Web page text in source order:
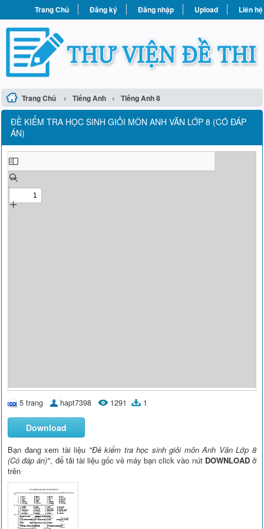
Trang Chủ Đăng ký Đăng nhập Upload Liên hệ
Trang Chủ › Tiếng Anh › Tiếng Anh 8
ĐỀ KIỂM TRA HỌC SINH GIỎI MÔN ANH VĂN LỚP 8 (CÓ ĐÁP
ÁN)
5 trang hapt7398 1291 1
Download
Bạn đang xem tài liệu "Đề kiểm tra học sinh giỏi môn Anh Văn Lớp 8
(Có đáp án)", để tải tài liệu gốc về máy bạn click vào nút DOWNLOADở
trên